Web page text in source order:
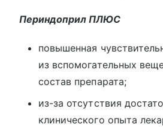
Периндоприл ПЛЮС
повышенная
из вспомогательных
состав препарата;
из-за отсутствия
клинического опыта